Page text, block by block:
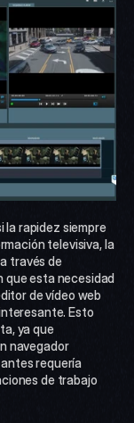
la rapidez siempre
televisiva, la
través de
esta necesidad
de vídeo web
Esto
ya que
navegador
requería
de trabajo